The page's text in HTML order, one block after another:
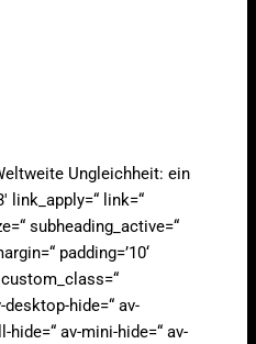
Ungleichheit: ein
link_apply=“ link=“
subheading_active=“
padding=’10‘
desktop-hide=“ av-
hide=“ av-mini-hide=“ av-